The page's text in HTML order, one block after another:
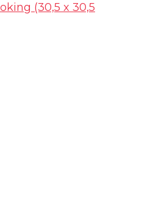
(30,5 x 30,5